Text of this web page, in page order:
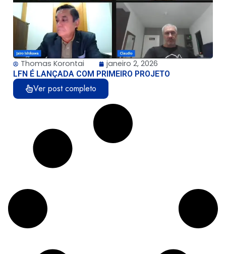
Thomas Korontai janeiro 2, 2026
LFN É LANÇADA COM PRIMEIRO PROJETO
Ver post completo